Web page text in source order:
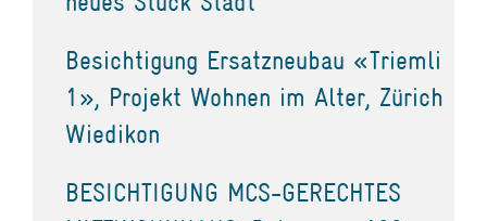
Besichtigung Ersatzneubau «Triemli
1», Projekt Wohnen im Alter, Zürich
Wiedikon
BESICHTIGUNG MCS-GERECHTES